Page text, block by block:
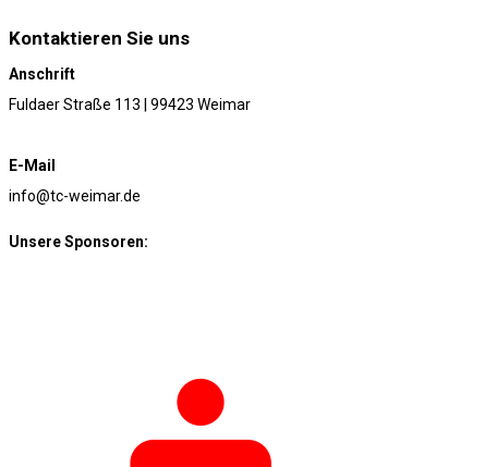
Kontaktieren Sie uns
Anschrift
Fuldaer Straße 113 | 99423 Weimar
E-Mail
info@tc-weimar.de
Unsere Sponsoren: